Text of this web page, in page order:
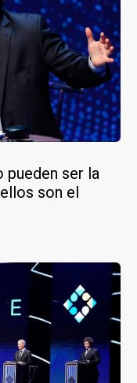
ser la
son el